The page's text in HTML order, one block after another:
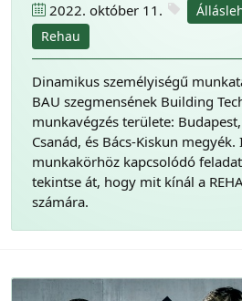
2022. október 11.
Rehau
Dinamikus személyiségű
BAU szegmensének Building
munkavégzés területe:
Csanád, és Bács-Kiskun
munkakörhöz kapcsolódó
tekintse át, hogy mit kínál a
számára.